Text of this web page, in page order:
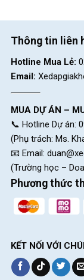
Yên xe điều chỉnh
da chính hãng
Cốt xe được
có thể điều chỉnh
tiêu dùng. Khác
mở nhanh ngay vị
Bộ truyền động
Shimano
tốc độ, đùm
hợp cùng líp ATA
Thông tin liên
Hotline Mua Lẻ:
Email:
MUA DỰ ÁN –
📞 Hotline Dự án:
(Phụ trách: Ms.
📧 Email:
(Trường học –
Phương thức
KẾT NỐI VỚI